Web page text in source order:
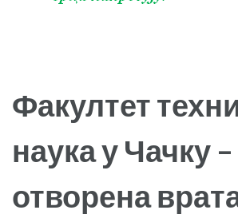
Факултет
наука у Чачку –
отворена